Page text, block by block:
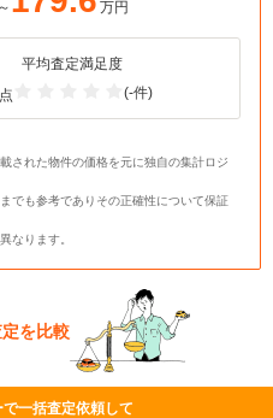
万円
平均査定満足度
(-件)
された物件の価格を元に独自の集計ロジ
でも参考でありその正確性について保証
なります。
を比較
一括査定依頼して